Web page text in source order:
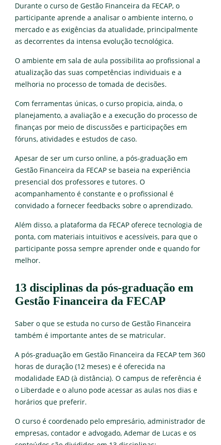
Durante o curso de Gestão Financeira da FECAP, o
participante aprende a analisar o ambiente interno, o
mercado e as exigências da atualidade, principalmente
as decorrentes da intensa evolução tecnológica.
O ambiente em sala de aula possibilita ao profissional a
atualização das suas competências individuais e a
melhoria no processo de tomada de decisões.
Com ferramentas únicas, o curso propicia, ainda, o
planejamento, a avaliação e a execução do processo de
finanças por meio de discussões e participações em
fóruns, atividades e estudos de caso.
Apesar de ser um curso online, a pós-graduação em
Gestão Financeira da FECAP se baseia na experiência
presencial dos professores e tutores. O
acompanhamento é constante e o profissional é
convidado a fornecer feedbacks sobre o aprendizado.
Além disso, a plataforma da FECAP oferece tecnologia de
ponta, com materiais intuitivos e acessíveis, para que o
participante possa sempre aprender onde e quando for
melhor.
13 disciplinas da pós-graduação em
Gestão Financeira da FECAP
Saber o que se estuda no curso de Gestão Financeira
também é importante antes de se matricular.
A pós-graduação em Gestão Financeira da FECAP tem 360
horas de duração (12 meses) e é oferecida na
modalidade EAD (à distância). O campus de referência é
o Liberdade e o aluno pode acessar as aulas nos dias e
horários que preferir.
O curso é coordenado pelo empresário, administrador de
empresas, contador e advogado, Ademar de Lucas e os